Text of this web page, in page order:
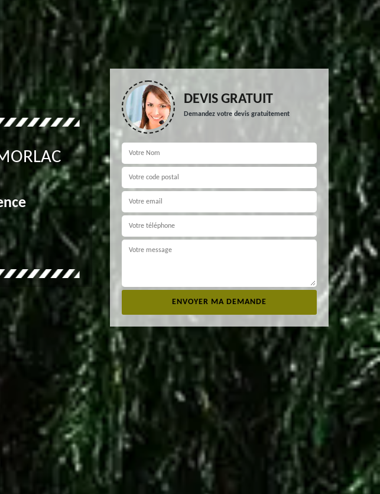
DEVIS GRATUIT
Demandez votre devis gratuitement